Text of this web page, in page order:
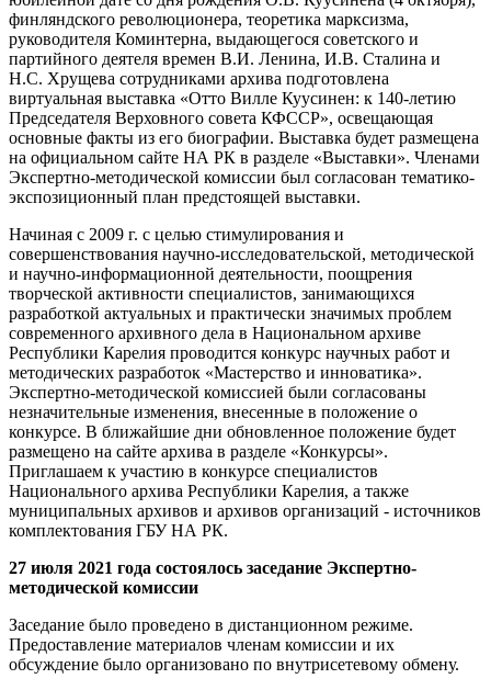
финляндского революционера, теоретика марксизма,
руководителя Коминтерна, выдающегося советского и
партийного деятеля времен В.И. Ленина, И.В. Сталина и
Н.С. Хрущева сотрудниками архива подготовлена
виртуальная выставка «Отто Вилле Куусинен: к 140-летию
Председателя Верховного совета КФССР», освещающая
основные факты из его биографии. Выставка будет размещена
на официальном сайте НА РК в разделе «Выставки». Членами
Экспертно-методической комиссии был согласован тематико-
экспозиционный план предстоящей выставки.
Начиная с 2009 г. с целью стимулирования и
совершенствования научно-исследовательской, методической
и научно-информационной деятельности, поощрения
творческой активности специалистов, занимающихся
разработкой актуальных и практически значимых проблем
современного архивного дела в Национальном архиве
Республики Карелия проводится конкурс научных работ и
методических разработок «Мастерство и инноватика».
Экспертно-методической комиссией были согласованы
незначительные изменения, внесенные в положение о
конкурсе. В ближайшие дни обновленное положение будет
размещено на сайте архива в разделе «Конкурсы».
Приглашаем к участию в конкурсе специалистов
Национального архива Республики Карелия, а также
муниципальных архивов и архивов организаций - источников
комплектования ГБУ НА РК.
27 июля 2021 года состоялось заседание Экспертно-
методической комиссии
Заседание было проведено в дистанционном режиме.
Предоставление материалов членам комиссии и их
обсуждение было организовано по внутрисетевому обмену.